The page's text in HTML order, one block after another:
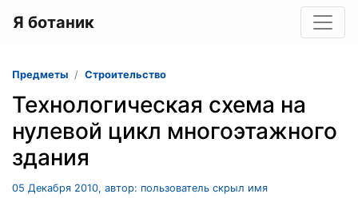
Я ботаник
Предметы Строительство
Технологическая схема на
нулевой цикл многоэтажного
здания
05 Декабря 2010, автор: пользователь скрыл имя